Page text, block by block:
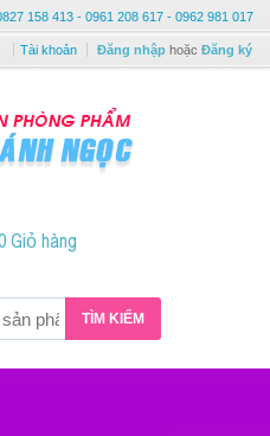
158 413 - 0961 208 617 - 0962 981 017
Tài khoản Đăng nhập hoặc Đăng ký
Giỏ hàng
TÌM KIẾM